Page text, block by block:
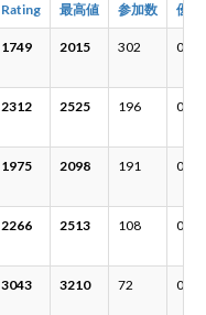
Rating 最高値 参加数 優勝
1749 2015 302 0
2312 2525 196 0
1975 2098 191 0
2266 2513 108 0
3043 3210 72 0